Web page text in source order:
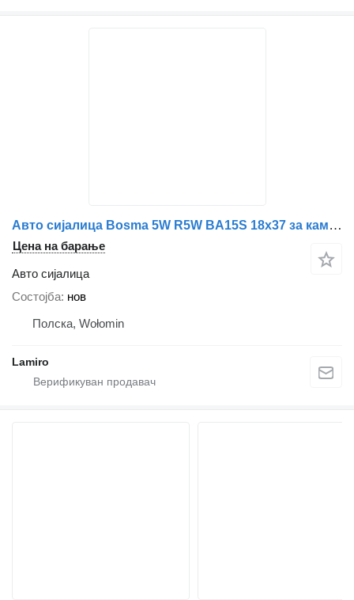
Авто сијалица Bosma 5W R5W BA15S 18x37 за камион
Цена на барање
Авто сијалица
Состојба нов
Полска, Wołomin
Lamiro